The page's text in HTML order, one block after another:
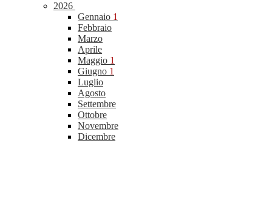
2026
Gennaio 1
Febbraio
Marzo
Aprile
Maggio 1
Giugno 1
Luglio
Agosto
Settembre
Ottobre
Novembre
Dicembre